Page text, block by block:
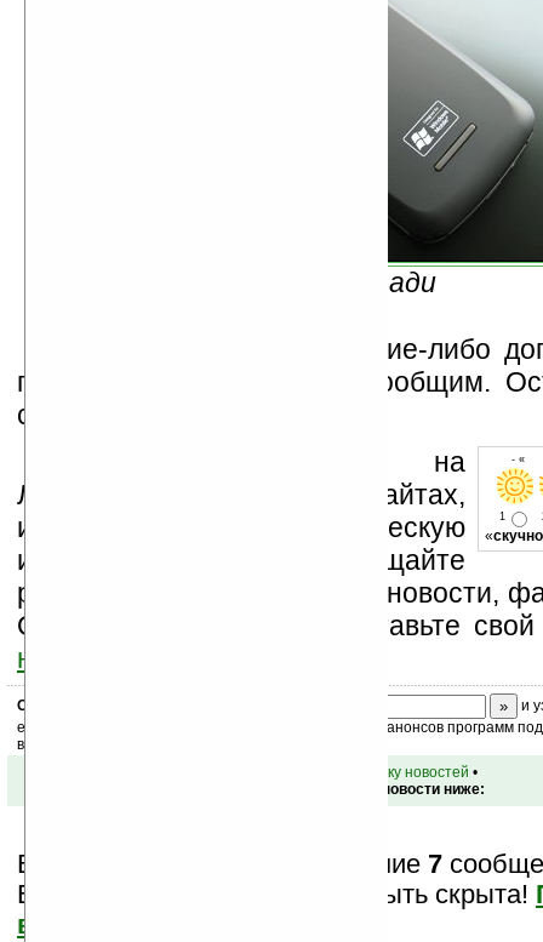
Вид сзади
Как только появятся какие-либо
подробности — мы вам сообщим.
связи!
- «
1
«скучно
Устанавливайте линк на
Ладошки на своих сайтах,
изучайте коммерческую
информацию, посещайте
разделы сайта (форум, чат, новости,
Оцените эту новость и оставьте
ниже на странице
Скоро
и
ежедневный или еженедельный дайджест новостей, анонсов программ
ваш почтовый ящик.
вернуться к списку новостей •
Обсуждение этой новости ниже:
Вам показаны только последние 7
Важная информация может быть скрыта!
все?